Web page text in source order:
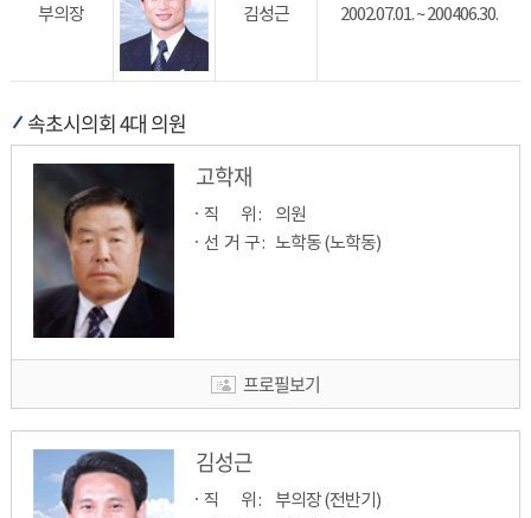
부의장 김성근 2002.07.01. ~ 200406.30.
속초시의회 4대 의원
고학재
직         위 :
의원
선  거  구 : 노학동 (노학동)
프로필보기
김성근
직         위 :
부의장 (전반기)